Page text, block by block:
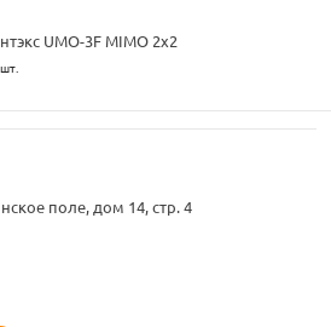
UMO-3F MIMO 2x2
поле, дом 14, стр. 4